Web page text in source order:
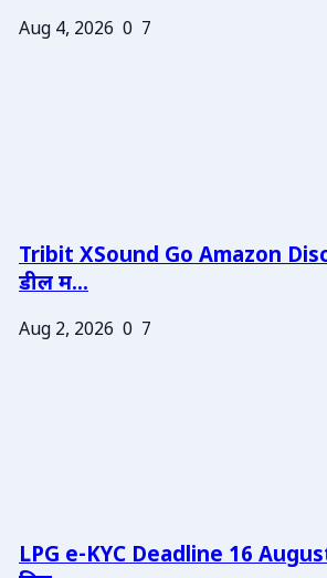
Aug 4, 2026 0 7
Tribit XSound Go Amazon
डील म...
Aug 2, 2026 0 7
LPG e-KYC Deadline 16